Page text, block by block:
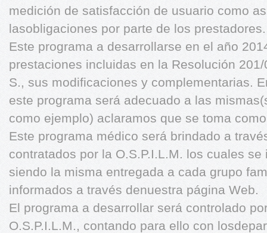
medición de satisfacción de usuario como
lasobligaciones por parte de los prestadores.
Este programa a desarrollarse en el año
prestaciones incluidas en la Resolución 201/
S., sus modificaciones y complementarias.
este programa será adecuado a las
como ejemplo) aclaramos que se toma
Este programa médico será brindado a
contratados por la O.S.P.I.L.M. los cuales
siendo la misma entregada a cada grupo
informados a través denuestra página Web.
El programa a desarrollar será controlado
O.S.P.I.L.M., contando para ello con